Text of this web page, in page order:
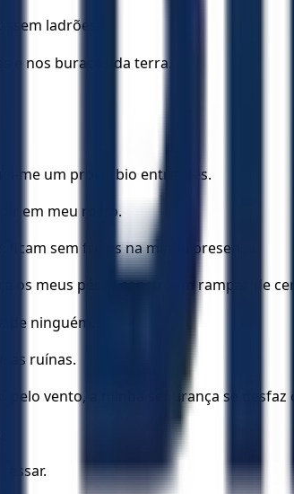
ladrões.
e nos buracos da terra.
me um provérbio entre eles.
em meu rosto.
sem freios na minha presença.
os meus pés, e constroem rampas de
ninguém.
as ruínas.
vento, a minha segurança se desfaz